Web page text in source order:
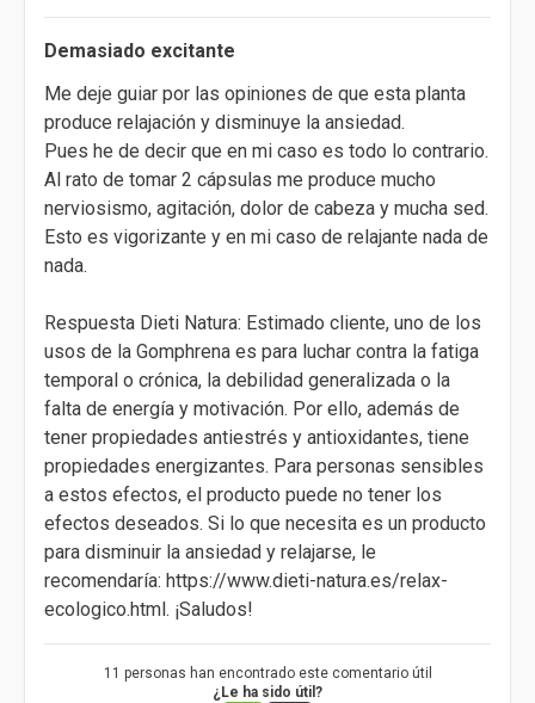
Demasiado excitante
Me deje guiar por las opiniones de que esta planta
produce relajación y disminuye la ansiedad.
Pues he de decir que en mi caso es todo lo contrario.
Al rato de tomar 2 cápsulas me produce mucho
nerviosismo, agitación, dolor de cabeza y mucha sed.
Esto es vigorizante y en mi caso de relajante nada de
nada.
Respuesta Dieti Natura: Estimado cliente, uno de los
usos de la Gomphrena es para luchar contra la fatiga
temporal o crónica, la debilidad generalizada o la
falta de energía y motivación. Por ello, además de
tener propiedades antiestrés y antioxidantes, tiene
propiedades energizantes. Para personas sensibles
a estos efectos, el producto puede no tener los
efectos deseados. Si lo que necesita es un producto
para disminuir la ansiedad y relajarse, le
recomendaría: https://www.dieti-natura.es/relax-
ecologico.html. ¡Saludos!
11 personas han encontrado este comentario útil
¿Le ha sido útil?